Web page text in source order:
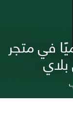
في متجر